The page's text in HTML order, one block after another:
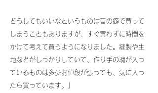
どうしてもいいなというものは昔の癖で買って
しまうこともありますが、すぐ買わずに時間を
かけて考えて買うようになりました。縫製や生
地などがしっかりしていて、作り手の魂が入っ
ているものは多少お値段が張っても、気に入っ
たら買っています。」